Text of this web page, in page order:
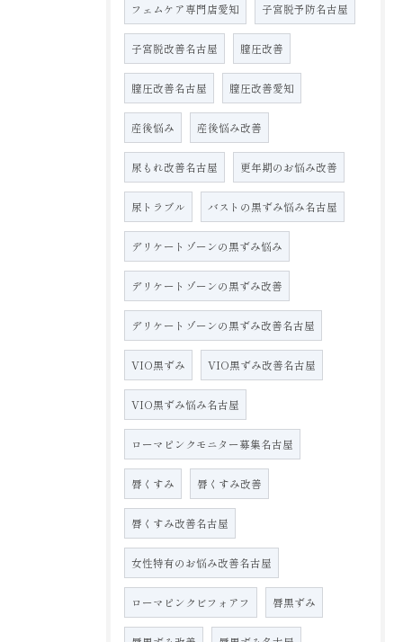
フェムケア専門店愛知 子宮脱予防名古屋
子宮脱改善名古屋 膣圧改善
膣圧改善名古屋 膣圧改善愛知
産後悩み 産後悩み改善
尿もれ改善名古屋 更年期のお悩み改善
尿トラブル バストの黒ずみ悩み名古屋
デリケートゾーンの黒ずみ悩み
デリケートゾーンの黒ずみ改善
デリケートゾーンの黒ずみ改善名古屋
VIO黒ずみ VIO黒ずみ改善名古屋
VIO黒ずみ悩み名古屋
ローマピンクモニター募集名古屋
唇くすみ 唇くすみ改善
唇くすみ改善名古屋
女性特有のお悩み改善名古屋
ローマピンクビフォアフ 唇黒ずみ